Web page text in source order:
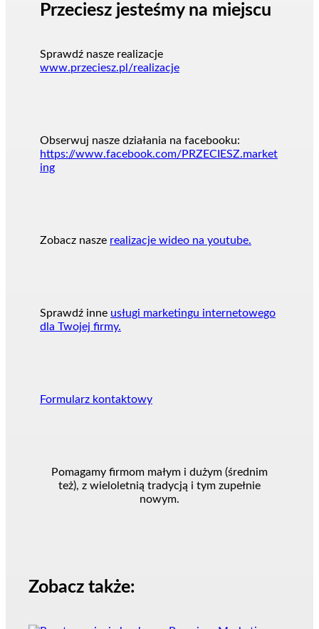
Przeciesz jesteśmy na miejscu
Sprawdź nasze realizacje
www.przeciesz.pl/realizacje
Obserwuj nasze działania na facebooku:
https://www.facebook.com/PRZECIESZ.market
ing
Zobacz nasze realizacje wideo na youtube.
Sprawdź inne usługi marketingu internetowego
dla Twojej firmy.
Formularz kontaktowy
Pomagamy firmom małym i dużym (średnim
też), z wieloletnią tradycją i tym zupełnie
nowym.
Zobacz także: